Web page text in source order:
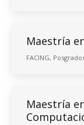
Maestría
FACING,
Maestría